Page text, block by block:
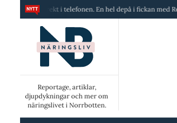
i telefonen. En hel depå i fickan med Renta Easy.
Reportage, artiklar,
djupdykningar och mer om
näringslivet i Norrbotten.